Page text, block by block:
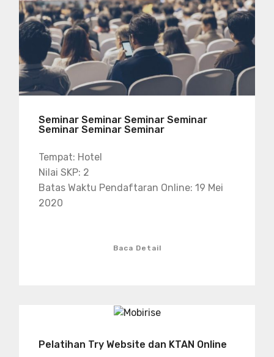
Seminar Seminar Seminar Seminar
Seminar Seminar Seminar
Tempat: Hotel
Nilai SKP: 2
Batas Waktu Pendaftaran Online: 19 Mei
2020
Baca Detail
Pelatihan Try Website dan KTAN Online